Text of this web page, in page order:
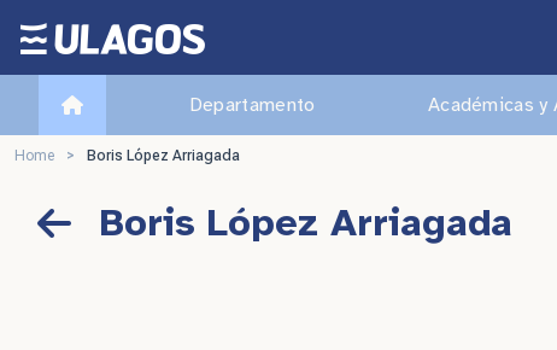
Ulagos Template
Departamento Académicas y
Home > Boris López Arriagada
Boris López Arriagada